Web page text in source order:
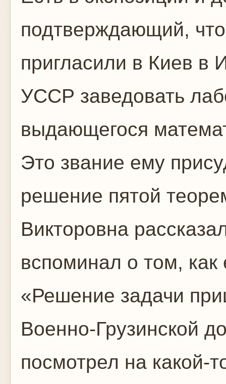
подтверждающий,
пригласили в Киев в
УССР заведовать
выдающегося
Это звание ему
решение пятой
Викторовна
вспоминал о том, как
«Решение задачи
Военно-Грузинской
посмотрел на какой-